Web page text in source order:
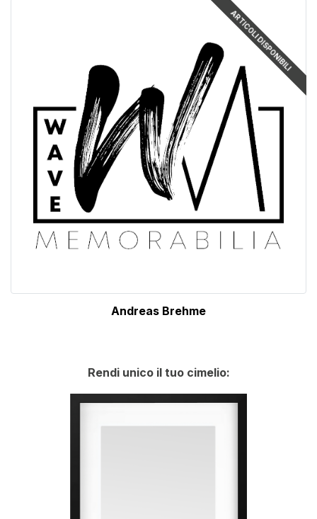
ARTICOLI DISPONIBILI
Andreas Brehme
Rendi unico il tuo cimelio: